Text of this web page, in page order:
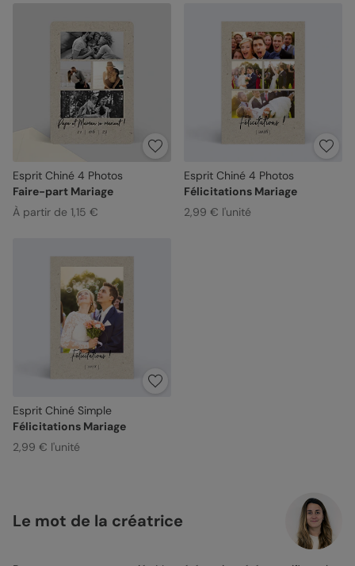
Esprit Chiné 4 Photos
Faire-part Mariage
À partir de 1,15 €
Esprit Chiné 4 Photos
Félicitations Mariage
2,99 € l'unité
Esprit Chiné Simple
Félicitations Mariage
2,99 € l'unité
Le mot de la créatrice